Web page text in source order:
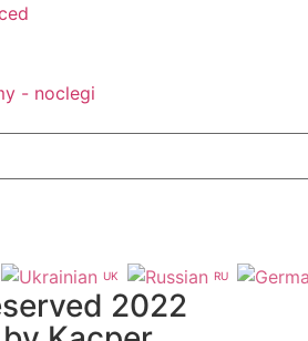
- noclegi
UK RU
2022